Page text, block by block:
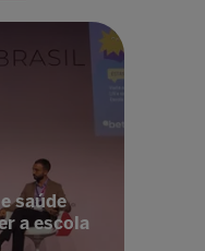
saúde
a escola